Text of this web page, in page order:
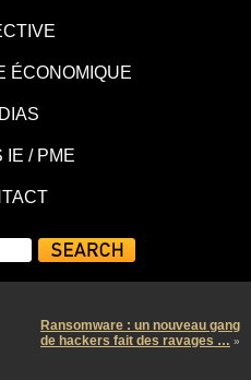
ÉCONOMIQUE
IE / PME
Ransomware : un nouveau gang
de hackers fait des ravages … »